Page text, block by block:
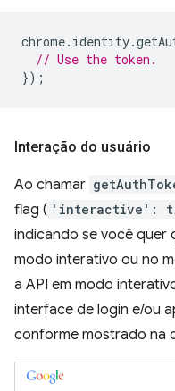
chrome. identity.
// Use the token.
});
Interação do usuário
Ao chamar
flag ( 'interactive':
indicando se você quer
modo interativo ou no
a API em modo
interface de login e/ou
conforme mostrado na